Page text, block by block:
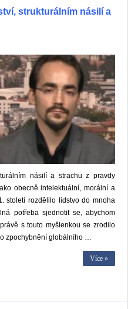
strukturálním násilí a
násilí a strachu z pravdy
obecně intelektuální, morální a
století rozdělilo lidstvo do mnoha
potřeba sjednotit se, abychom
s touto myšlenkou se zrodilo
zpochybnění globálního …
Více »